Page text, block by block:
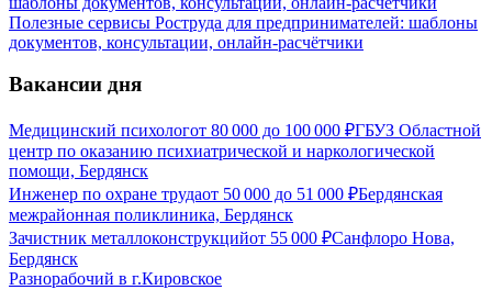
Полезные сервисы Роструда для предпринимателей: шаблоны
документов, консультации, онлайн-расчётчики
Вакансии дня
Медицинский психологот 80 000 до 100 000 ₽ГБУЗ Областной
центр по оказанию психиатрической и наркологической
помощи, Бердянск
Инженер по охране трудаот 50 000 до 51 000 ₽Бердянская
межрайонная поликлиника, Бердянск
Зачистник металлоконструкцийот 55 000 ₽Санфлоро Нова,
Бердянск
Разнорабочий в г.Кировское